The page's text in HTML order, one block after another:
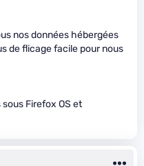
nos données hébergées
de flicage facile pour nous
Firefox OS et